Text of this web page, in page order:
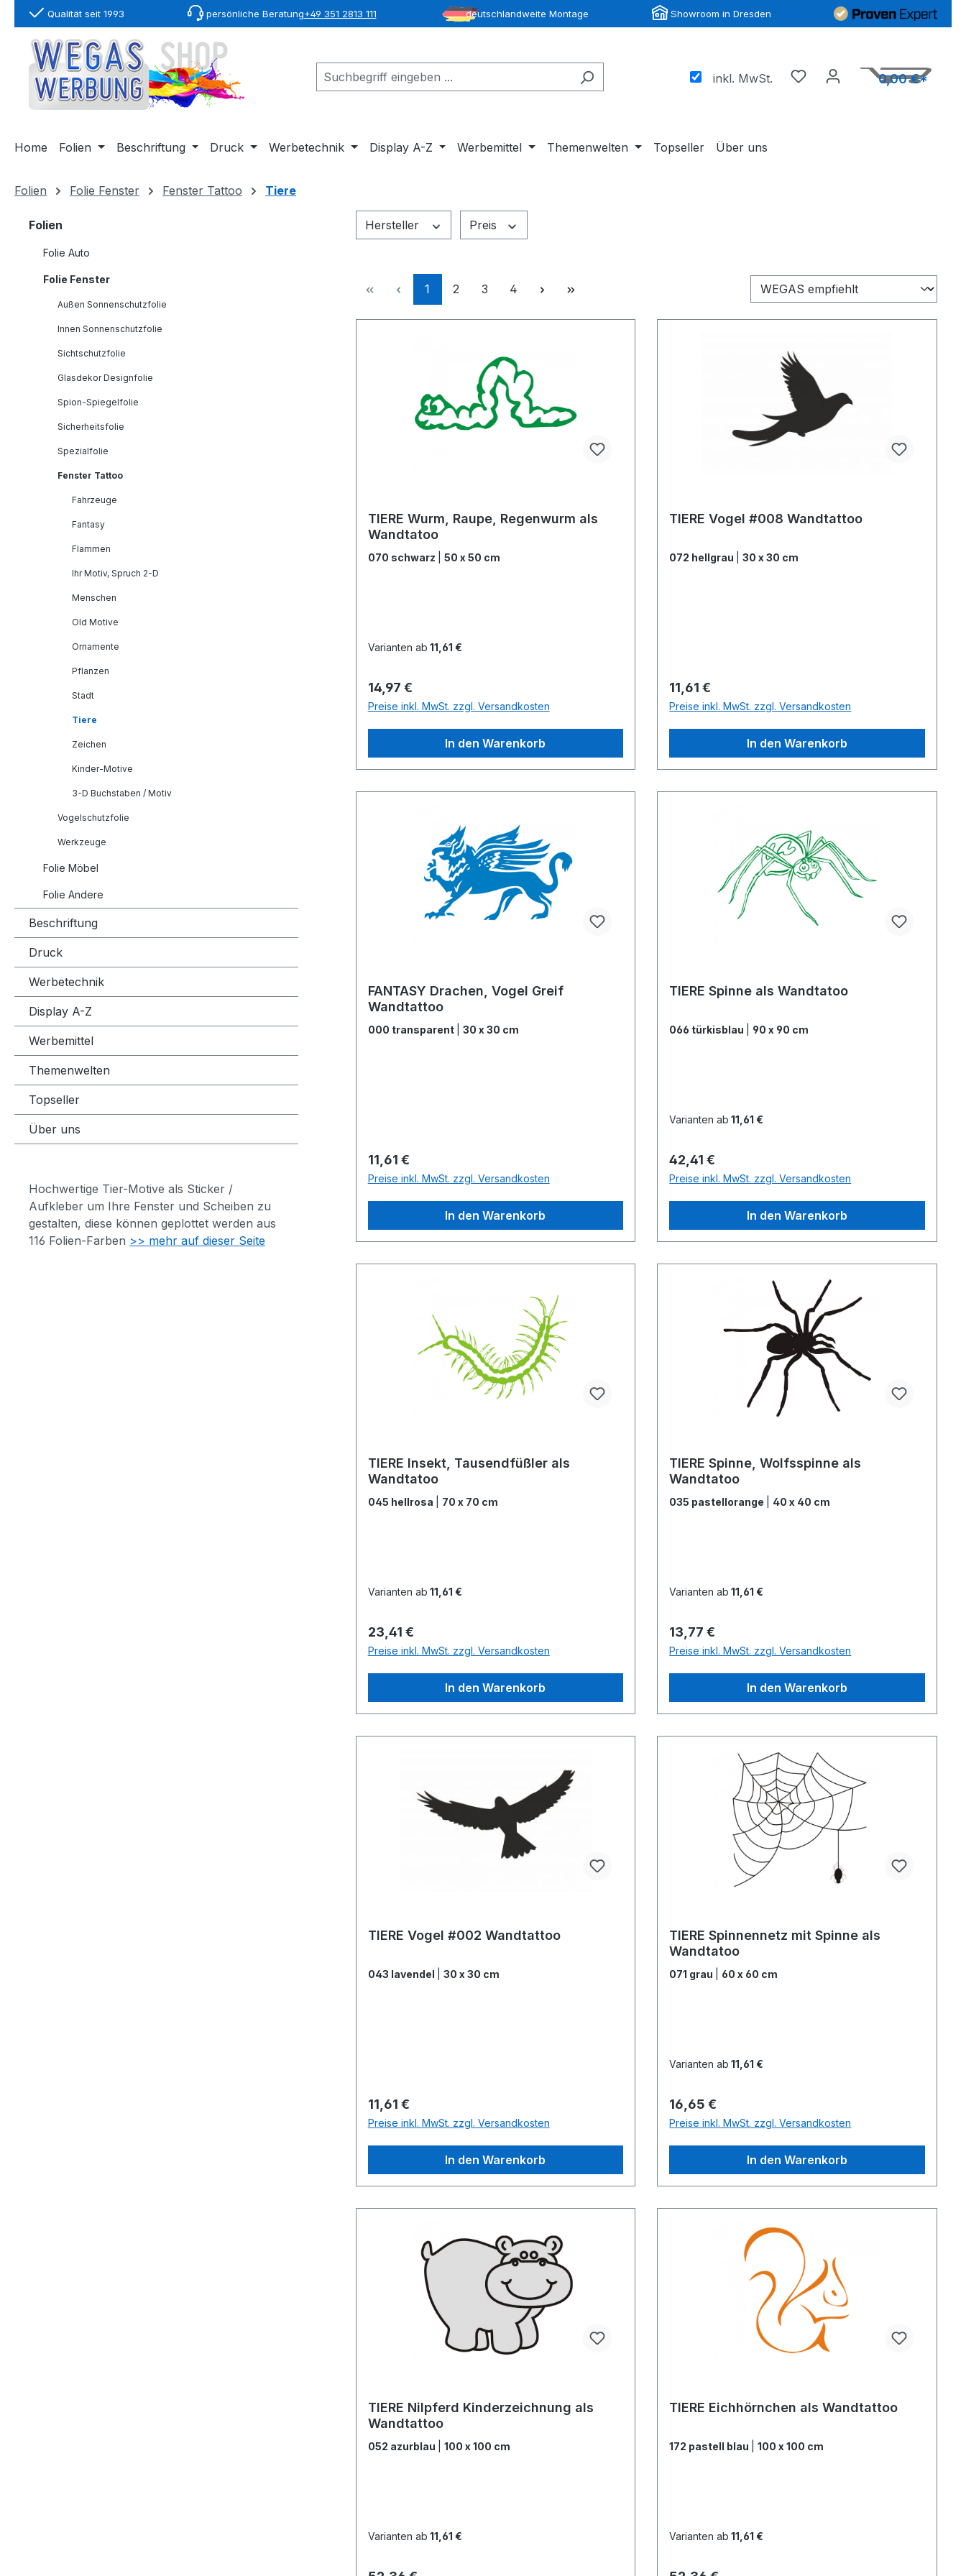
Zur Hauptnavigation springen
Qualität seit 1993 persönliche Beratung+49 351 2813 111 deutschlandweite Montage Showroom in Dresden
inkl. MwSt. 0,00 €*
Home Folien Beschriftung Druck Werbetechnik Display A-Z Werbemittel Themenwelten Topseller Über uns
Folien Folie Fenster Fenster Tattoo Tiere
Folien
Folie Auto
Folie Fenster
Außen Sonnenschutzfolie
Innen Sonnenschutzfolie
Sichtschutzfolie
Glasdekor Designfolie
Spion-Spiegelfolie
Sicherheitsfolie
Spezialfolie
Fenster Tattoo
Fahrzeuge
Fantasy
Flammen
Ihr Motiv, Spruch 2-D
Menschen
Old Motive
Ornamente
Pflanzen
Stadt
Tiere
Zeichen
Kinder-Motive
3-D Buchstaben / Motiv
Vogelschutzfolie
Werkzeuge
Folie Möbel
Folie Andere
Beschriftung
Druck
Werbetechnik
Display A-Z
Werbemittel
Themenwelten
Topseller
Über uns
Hochwertige Tier-Motive als Sticker /
Aufkleber um Ihre Fenster und Scheiben zu
gestalten, diese können geplottet werden aus
116 Folien-Farben >> mehr auf dieser Seite
Hersteller Preis
Seite
1 Seite
2 Seite
3 Seite
4
TIERE Wurm, Raupe, Regenwurm als
Wandtatoo
070 schwarz 50 x 50 cm
Varianten ab 11,61 €
Regulärer Preis:
14,97 €
Preise inkl. MwSt. zzgl. Versandkosten
In den Warenkorb
TIERE Vogel #008 Wandtattoo
072 hellgrau |30 x 30 cm
Regulärer Preis:
11,61 €
Preise inkl. MwSt. zzgl. Versandkosten
In den Warenkorb
FANTASY Drachen, Vogel Greif
Wandtattoo
000 transparent 30 x 30 cm
Regulärer Preis:
11,61 €
Preise inkl. MwSt. zzgl. Versandkosten
In den Warenkorb
TIERE Spinne als Wandtatoo
066 türkisblau 90 x 90 cm
Varianten ab 11,61 €
Regulärer Preis:
42,41 €
Preise inkl. MwSt. zzgl. Versandkosten
In den Warenkorb
TIERE Insekt, Tausendfüßler als
Wandtatoo
045 hellrosa 70 x 70 cm
Varianten ab 11,61 €
Regulärer Preis:
23,41 €
Preise inkl. MwSt. zzgl. Versandkosten
In den Warenkorb
TIERE Spinne, Wolfsspinne als
Wandtatoo
035 pastellorange 40 x 40 cm
Varianten ab 11,61 €
Regulärer Preis:
13,77 €
Preise inkl. MwSt. zzgl. Versandkosten
In den Warenkorb
TIERE Vogel #002 Wandtattoo
043 lavendel 30 x 30 cm
Regulärer Preis:
11,61 €
Preise inkl. MwSt. zzgl. Versandkosten
In den Warenkorb
TIERE Spinnennetz mit Spinne als
Wandtatoo
071 grau 60 x 60 cm
Varianten ab 11,61 €
Regulärer Preis:
16,65 €
Preise inkl. MwSt. zzgl. Versandkosten
In den Warenkorb
TIERE Nilpferd Kinderzeichnung als
Wandtattoo
052 azurblau 100 x 100 cm
Varianten ab 11,61 €
TIERE Eichhörnchen als Wandtattoo
172 pastell blau |100 x 100 cm
Varianten ab 11,61 €